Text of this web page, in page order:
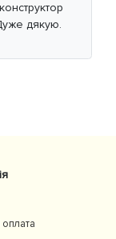
дякую.
оплата